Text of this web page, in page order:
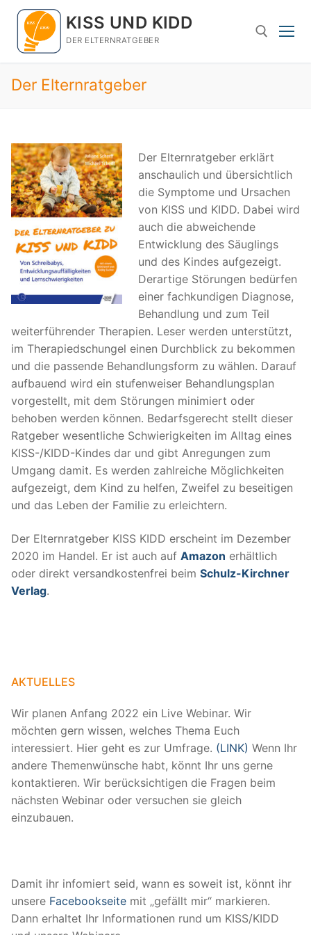
Zum
Inhalt
springen
KISS UND KIDD
DER ELTERNRATGEBER
Suchen nach:
Der Elternratgeber
Der Elternratgeber erklärt
anschaulich und übersichtlich
die Symptome und Ursachen
von KISS und KIDD. Dabei wird
auch die abweichende
Entwicklung des Säuglings
und des Kindes aufgezeigt.
Derartige Störungen bedürfen
einer fachkundigen Diagnose,
Behandlung und zum Teil
weiterführender Therapien. Leser werden unterstützt,
im Therapiedschungel einen Durchblick zu bekommen
und die passende Behandlungsform zu wählen. Darauf
aufbauend wird ein stufenweiser Behandlungsplan
vorgestellt, mit dem Störungen minimiert oder
behoben werden können. Bedarfsgerecht stellt dieser
Ratgeber wesentliche Schwierigkeiten im Alltag eines
KISS-/KIDD-Kindes dar und gibt Anregungen zum
Umgang damit. Es werden zahlreiche Möglichkeiten
aufgezeigt, dem Kind zu helfen, Zweifel zu beseitigen
und das Leben der Familie zu erleichtern.
Der Elternratgeber KISS KIDD erscheint im Dezember
2020 im Handel. Er ist auch auf Amazon erhältlich
oder direkt versandkostenfrei beim Schulz-Kirchner
Verlag.
AKTUELLES
Wir planen Anfang 2022 ein Live Webinar. Wir
möchten gern wissen, welches Thema Euch
interessiert. Hier geht es zur Umfrage. (LINK) Wenn Ihr
andere Themenwünsche habt, könnt Ihr uns gerne
kontaktieren. Wir berücksichtigen die Fragen beim
nächsten Webinar oder versuchen sie gleich
einzubauen.
Damit ihr infomiert seid, wann es soweit ist, könnt ihr
unsere Facebookseite mit „gefällt mir“ markieren.
Dann erhaltet Ihr Informationen rund um KISS/KIDD